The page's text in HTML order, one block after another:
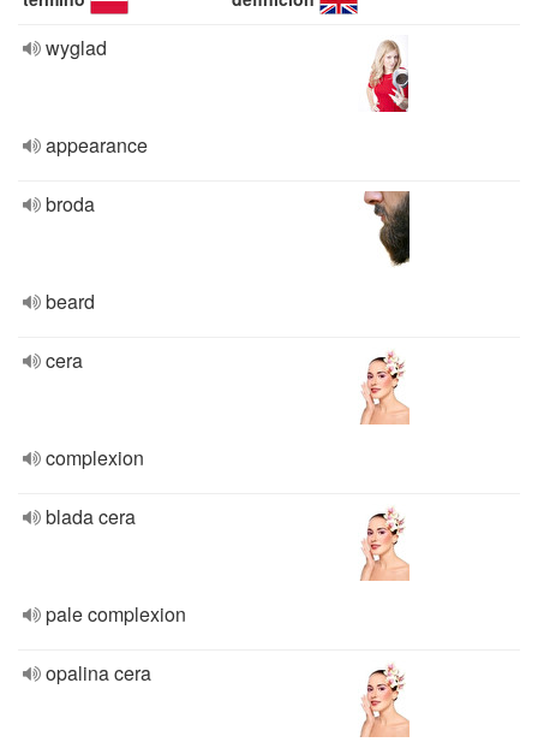
wyglad
appearance
broda
beard
cera
complexion
blada cera
pale complexion
opalina cera